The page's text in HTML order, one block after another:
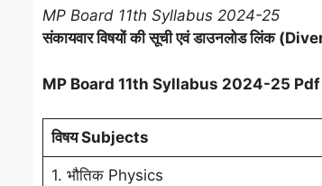
MP Board 11th Syllabus 2024-25
संकायवार विषयों की सूची एवं डाउनलोड लिंक
MP Board 11th Syllabus 2024-25
विषय Subjects
1. भौतिक Physics